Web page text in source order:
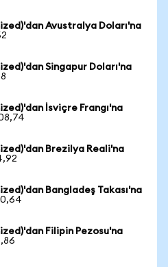
Avustralya Doları'na
Singapur Doları'na
İsviçre Frangı'na
Brezilya Reali'na
Bangladeş Takası'na
Filipin Pezosu'na